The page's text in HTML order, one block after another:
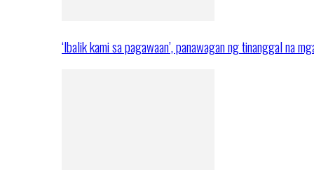
‘Ibalik kami sa pagawaan’, panawagan ng tinanggal na